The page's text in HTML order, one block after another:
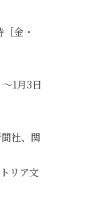
金・
1月3日
社、関
リア文